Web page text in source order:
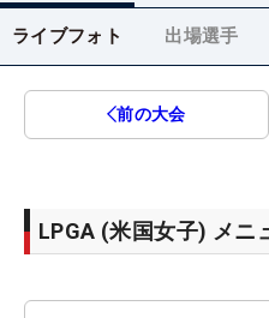
ライブフォト 出場選手
前の大会
LPGA (米国女子) メニ